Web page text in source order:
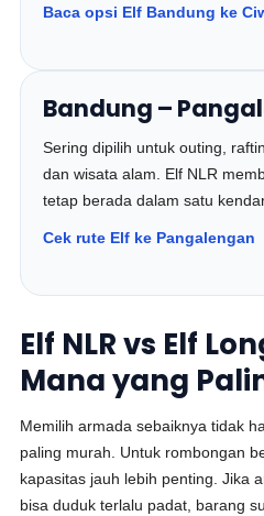
Baca opsi Elf Bandung ke
Bandung –
Sering dipilih untuk outing,
dan wisata alam. Elf NLR
tetap berada dalam satu
Cek rute Elf ke Pangalengan
Elf NLR vs Elf
Mana yang
Memilih armada sebaiknya tidak
paling murah. Untuk rombongan
kapasitas jauh lebih penting. Jika
bisa duduk terlalu padat, barang